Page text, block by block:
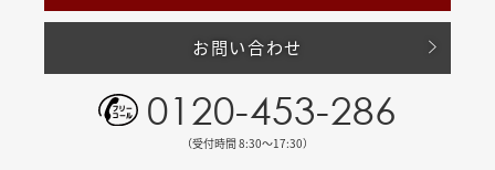
お問い合わせ
0120-453-286
（受付時間 8:30〜17:30）